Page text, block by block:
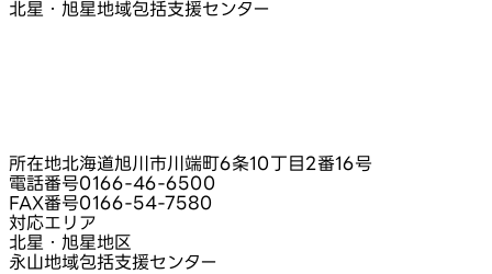
北星・旭星地域包括支援センター
所在地北海道旭川市川端町6条10丁目2番16号
電話番号0166-46-6500
FAX番号0166-54-7580
対応エリア
北星・旭星地区
永山地域包括支援センター